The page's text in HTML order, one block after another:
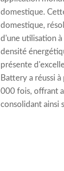
domestique.
domestique,
d'une utilisation
densité
présente
Battery a réussi
000 fois, offrant
consolidant ainsi